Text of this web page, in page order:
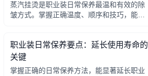
蒸汽挂烫是职业装日常保养最温和有效的除
皱方式。掌握正确温度、顺序和技巧，能显
职业装日常保养要点：延长使用寿命的
关键
掌握正确的日常保养方法，能显著延长职业